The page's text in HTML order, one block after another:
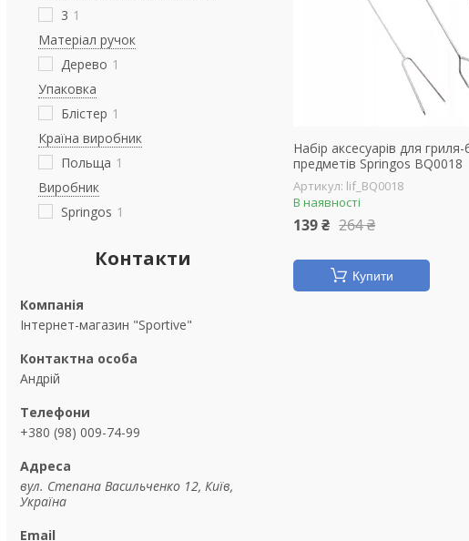
3 1
Матеріал ручок
Дерево 1
Упаковка
Блістер 1
Країна виробник
Польща 1
Виробник
Springos 1
Контакти
Інтернет-магазин "Sportive"
Андрій
+380 (98) 009-74-99
вул. Степана Васильченко 12, Київ,
Україна
Набір аксесуарів для
предметів Springos BQ0018
lif_BQ0018
В наявності
139 ₴ 264 ₴
Купити